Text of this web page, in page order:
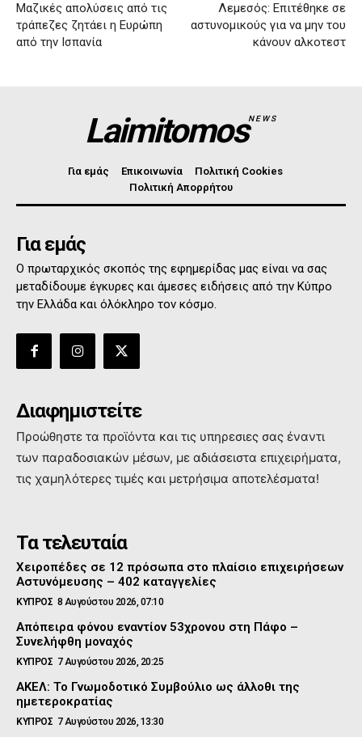
Μαζικές απολύσεις από τις
τράπεζες ζητάει η Ευρώπη
από την Ισπανία
Λεμεσός: Επιτέθηκε σε
αστυνομικούς για να μην του
κάνουν αλκοτεστ
LaimitomosNEWS
Για εμάς Επικοινωνία
Πολιτική Cookies
Πολιτική Απορρήτου
Για εμάς
Ο πρωταρχικός σκοπός της εφημερίδας μας είναι να σας
μεταδίδουμε έγκυρες και άμεσες ειδήσεις από την Κύπρο
την Ελλάδα και όλόκληρο τον κόσμο.
Διαφημιστείτε
Προώθηστε τα προϊόντα και τις υπηρεσιες σας έναντι
των παραδοσιακών μέσων, με αδιάσειστα επιχειρήματα,
τις χαμηλότερες τιμές και μετρήσιμα αποτελέσματα!
Τα τελευταία
Χειροπέδες σε 12 πρόσωπα στο πλαίσιο επιχειρήσεων
Αστυνόμευσης – 402 καταγγελίες
ΚΥΠΡΟΣ 8 Αυγούστου 2026, 07:10
Απόπειρα φόνου εναντίον 53χρονου στη Πάφο –
Συνελήφθη μοναχός
ΚΥΠΡΟΣ 7 Αυγούστου 2026, 20:25
ΑΚΕΛ: Το Γνωμοδοτικό Συμβούλιο ως άλλοθι της
ημετεροκρατίας
ΚΥΠΡΟΣ 7 Αυγούστου 2026, 13:30